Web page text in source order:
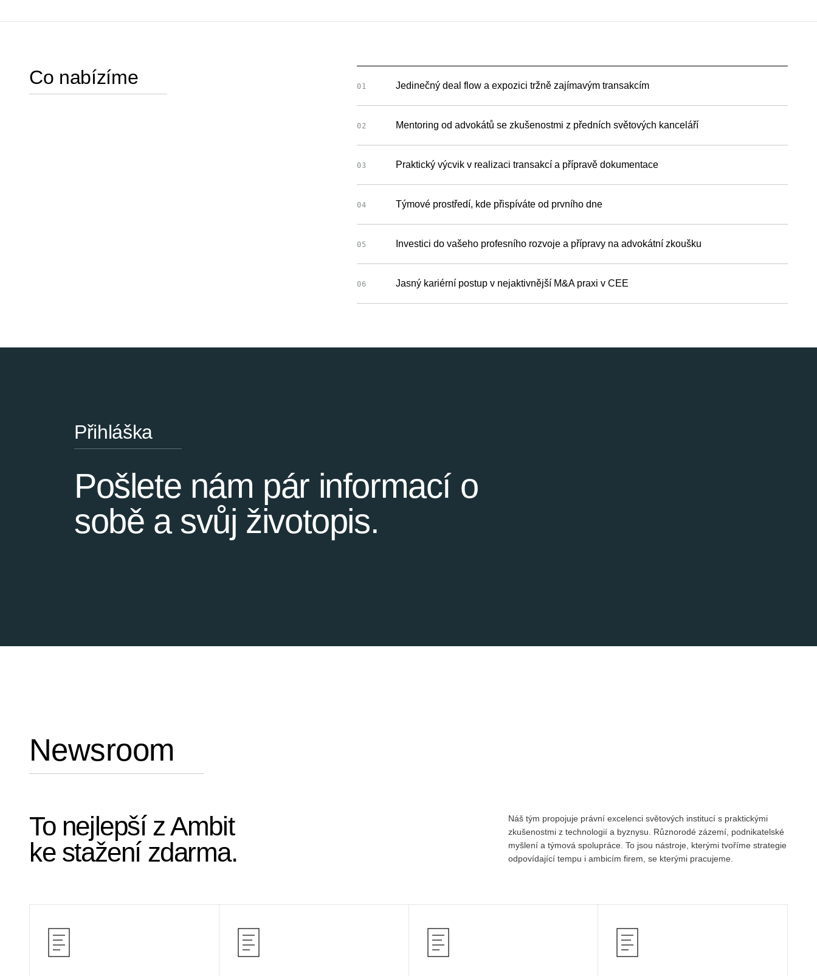
Co nabízíme 01 Jedinečný deal flow a expozici tržně zajímavým transakcím
02 Mentoring od advokátů se zkušenostmi z předních světových kanceláří
03 Praktický výcvik v realizaci transakcí a přípravě dokumentace
04 Týmové prostředí, kde přispíváte od prvního dne
05 Investici do vašeho profesního rozvoje a přípravy na advokátní zkoušku
06 Jasný kariérní postup v nejaktivnější M&A praxi v CEE
Přihláška
Pošlete nám pár informací o
sobě a svůj životopis.
Newsroom
To nejlepší z Ambit
ke stažení zdarma.
Náš tým propojuje právní excelenci světových institucí s praktickými
zkušenostmi z technologií a byznysu. Různorodé zázemí, podnikatelské
myšlení a týmová spolupráce. To jsou nástroje, kterými tvoříme strategie
odpovídající tempu i ambicím firem, se kterými pracujeme.